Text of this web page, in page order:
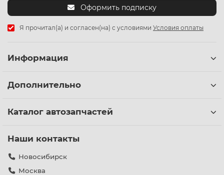
Оформить подписку
Я прочитал(а) и согласен(на) с условиями Условия оплаты
Информация
Дополнительно
Каталог автозапчастей
Наши контакты
Новосибирск
Москва